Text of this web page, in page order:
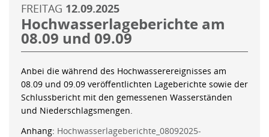
FREITAG 12.09.2025
Hochwasserlageberichte am
08.09 und 09.09
Anbei die während des Hochwasserereignisses am
08.09 und 09.09 veröffentlichten Lageberichte sowie der
Schlussbericht mit den gemessenen Wasserständen
und Niederschlagsmengen.
Anhang: Hochwasserlageberichte_08092025-